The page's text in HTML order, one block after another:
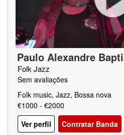
Paulo Alexandre
Folk Jazz
Sem avaliações
Folk music, Jazz, Bossa nova
€1000 - €2000
Ver perfil
Contratar Banda